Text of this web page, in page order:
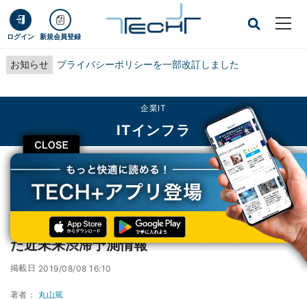
ログイン 新規会員登録
お知らせ プライバシーポリシーを一部改訂しました
CLOSE
企業IT
ITインフラ
TECH+ 企業IT
ITインフラ
NTTデータ、「乗換MAPナビ」にAIを活用した近未来渋滞予測情報
NTTデータ、「乗換MAPナビ」にAIを活用し
た近未来渋滞予測情報
掲載日 2019/08/08 16:10
著者： 丸山篤